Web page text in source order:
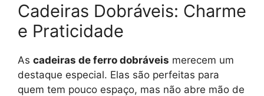
Cadeiras Dobráveis: Charme
e Praticidade
As cadeiras de ferro dobráveis merecem um
destaque especial. Elas são perfeitas para
quem tem pouco espaço, mas não abre mão de